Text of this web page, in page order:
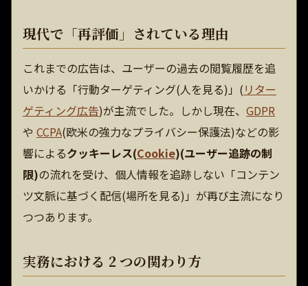
現代で「再評価」されている理由
これまでの広告は、ユーザーの過去の閲覧履歴を追
いかける「行動ターゲティング(人を見る)」(リター
ゲティング広告)が主流でした。しかし現在、 GDPR
や CCPA(欧米の強力なプライバシー保護法)などの影
響によるクッキーレス(Cookie)(ユーザー追跡の制
限)の流れを受け、個人情報を追跡しない「コンテン
ツ文脈に基づく配信(場所を見る)」が再び主流になり
つつあります。
実務における 2 つの関わり方